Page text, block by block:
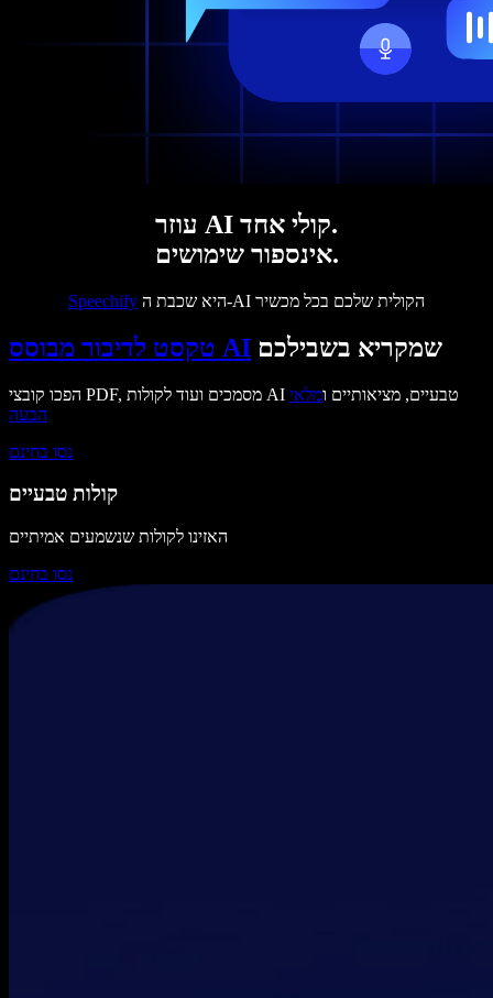
עוזר AI קולי אחד.
אינספור שימושים.
Speechify היא שכבת ה-AI הקולית שלכם בכל מכשיר
טקסט לדיבור מבוסס AI שמקריא בשבילכם
הפכו קובצי PDF, מסמכים ועוד לקולות AI טבעיים, מציאותיים ומלאי
הבעה
נסו בחינם
קולות טבעיים
האזינו לקולות שנשמעים אמיתיים
נסו בחינם